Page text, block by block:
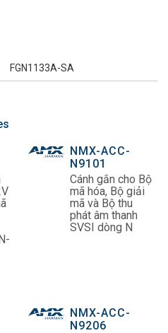
FGN1133A-SA
NMX-ACC-
N9101
Cánh gắn cho Bộ
mã hóa, Bộ giải
mã và Bộ thu
phát âm thanh
SVSI dòng N
NMX-ACC-
N9206